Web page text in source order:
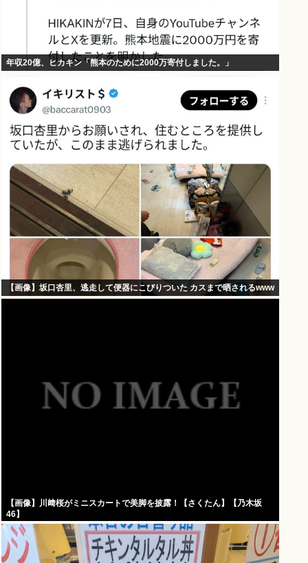
年収20億、ヒカキン「熊本のために2000万寄付しました。」
【画像】坂口杏里、逃走して便器にこびりついた カスまで晒されるwww
【画像】川﨑桜がミニスカートで美脚を披露！【さくたん】【乃木坂
46】